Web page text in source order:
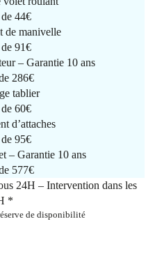
44€
de manivelle
91€
– Garantie 10 ans
286€
tablier
60€
d’attaches
95€
– Garantie 10 ans
577€
24H – Intervention dans les
*
de disponibilité